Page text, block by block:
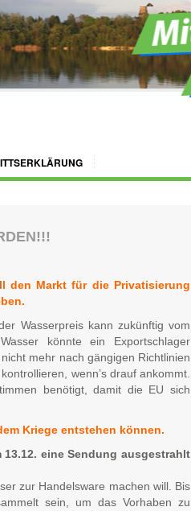
den Markt für die Privatisierung
Wasserpreis kann zukünftig vom
könnte ein Exportschlager
mehr nach gängigen Richtlinien
wenn’s drauf ankommt.
benötigt, damit die EU sich
Kriege entstehen können.
eine Sendung ausgestrahlt
zur Handelsware machen will. Bis
sein, um das Vorhaben zu